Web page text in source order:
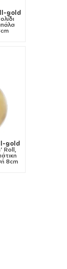
gold
gold
Roll,
8cm